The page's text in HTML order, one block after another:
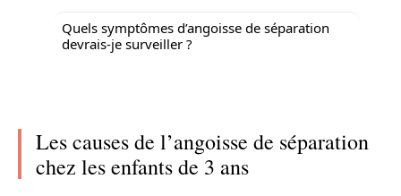
Quels symptômes d’angoisse de séparation
devrais-je surveiller ?
Les causes de l’angoisse de séparation
chez les enfants de 3 ans